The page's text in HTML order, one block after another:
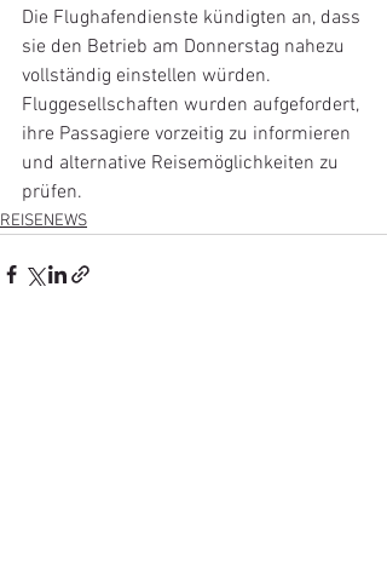
Die Flughafendienste kündigten an, dass
sie den Betrieb am Donnerstag nahezu
vollständig einstellen würden.
Fluggesellschaften wurden aufgefordert,
ihre Passagiere vorzeitig zu informieren
und alternative Reisemöglichkeiten zu
prüfen.
REISENEWS